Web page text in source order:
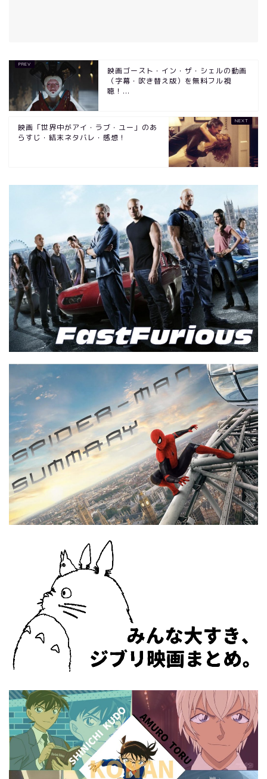
映画ゴースト・イン・ザ・シェルの動画
（字幕・吹き替え版）を無料フル視
聴！...
映画「世界中がアイ・ラブ・ユー」のあ
らすじ・結末ネタバレ・感想！